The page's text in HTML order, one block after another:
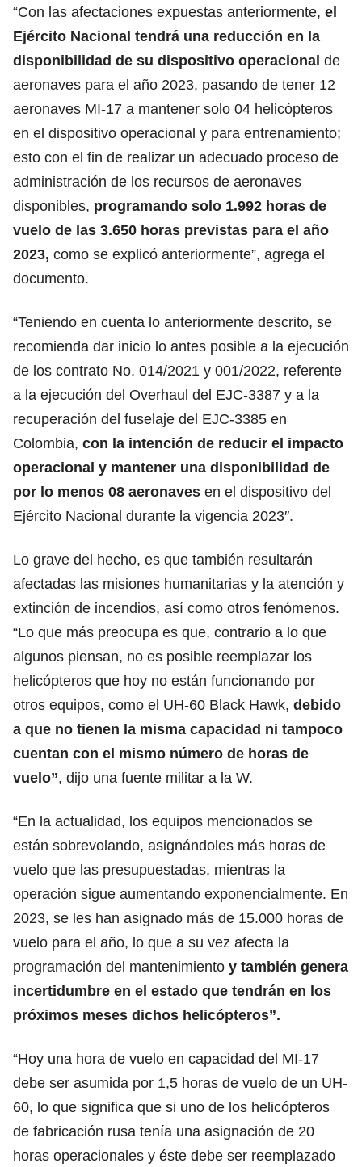
“Con las afectaciones expuestas anteriormente, el
Ejército Nacional tendrá una reducción en la
disponibilidad de su dispositivo operacional de
aeronaves para el año 2023, pasando de tener 12
aeronaves MI-17 a mantener solo 04 helicópteros
en el dispositivo operacional y para entrenamiento;
esto con el fin de realizar un adecuado proceso de
administración de los recursos de aeronaves
disponibles, programando solo 1.992 horas de
vuelo de las 3.650 horas previstas para el año
2023, como se explicó anteriormente”, agrega el
documento.
“Teniendo en cuenta lo anteriormente descrito, se
recomienda dar inicio lo antes posible a la ejecución
de los contrato No. 014/2021 y 001/2022, referente
a la ejecución del Overhaul del EJC-3387 y a la
recuperación del fuselaje del EJC-3385 en
Colombia, con la intención de reducir el impacto
operacional y mantener una disponibilidad de
por lo menos 08 aeronaves en el dispositivo del
Ejército Nacional durante la vigencia 2023″.
Lo grave del hecho, es que también resultarán
afectadas las misiones humanitarias y la atención y
extinción de incendios, así como otros fenómenos.
“Lo que más preocupa es que, contrario a lo que
algunos piensan, no es posible reemplazar los
helicópteros que hoy no están funcionando por
otros equipos, como el UH-60 Black Hawk, debido
a que no tienen la misma capacidad ni tampoco
cuentan con el mismo número de horas de
vuelo”, dijo una fuente militar a la W.
“En la actualidad, los equipos mencionados se
están sobrevolando, asignándoles más horas de
vuelo que las presupuestadas, mientras la
operación sigue aumentando exponencialmente. En
2023, se les han asignado más de 15.000 horas de
vuelo para el año, lo que a su vez afecta la
programación del mantenimiento y también genera
incertidumbre en el estado que tendrán en los
próximos meses dichos helicópteros”.
“Hoy una hora de vuelo en capacidad del MI-17
debe ser asumida por 1,5 horas de vuelo de un UH-
60, lo que significa que si uno de los helicópteros
de fabricación rusa tenía una asignación de 20
horas operacionales y éste debe ser reemplazado